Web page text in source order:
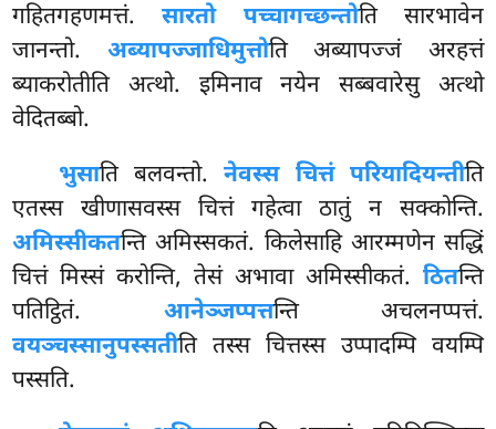
गहितगहणमत्तं.सारतो पच्चागच्छन्तोति सारभावेन
जानन्तो. अब्यापज्जाधिमुत्तोति अब्यापज्जं अरहत्तं
ब्याकरोतीति अत्थो. इमिनाव नयेन सब्बवारेसु अत्थो
वेदितब्बो.
भुसाति बलवन्तो.नेवस्स चित्तं परियादियन्तीति
एतस्स खीणासवस्स चित्तं गहेत्वा ठातुं न सक्कोन्ति.
अमिस्सीकतन्ति अमिस्सकतं. किलेसाहि आरम्मणेन सद्धिं
चित्तं मिस्सं करोन्ति, तेसं अभावा अमिस्सीकतं. ठितन्ति
पतिट्ठितं. आनेञ्जप्पत्तन्ति अचलनप्पत्तं.
वयञ्चस्सानुपस्सतीतितस्स चित्तस्स उप्पादम्पि वयम्पि
पस्सति.